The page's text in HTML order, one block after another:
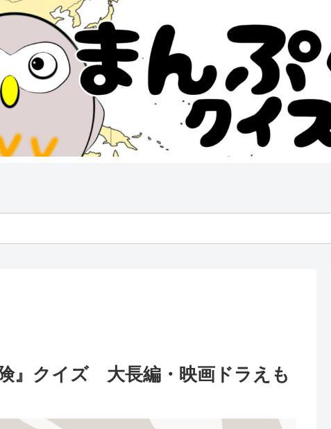
』クイズ 大長編・映画ドラえも